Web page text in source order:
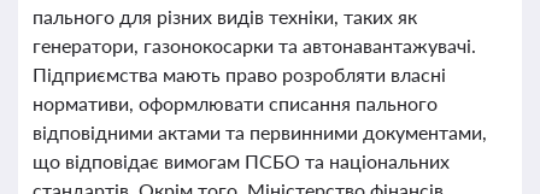
пального для різних видів техніки, таких як
генератори, газонокосарки та автонавантажувачі.
Підприємства мають право розробляти власні
нормативи, оформлювати списання пального
відповідними актами та первинними документами,
що відповідає вимогам ПСБО та національних